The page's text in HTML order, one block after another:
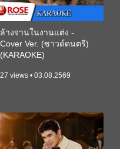
ล้างจานในงานแต่ง -
Cover Ver. (ซาวด์ดนตรี)
(KARAOKE)
27 views • 03.08.2569